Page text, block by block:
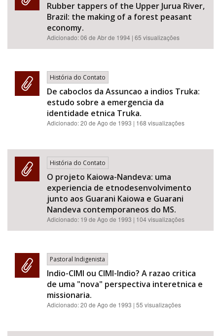
Rubber tappers of the Upper Jurua River,
Brazil: the making of a forest peasant
economy.
Adicionado:06 de Abr de 1994 | 65 visualizações
História do Contato
De caboclos da Assuncao a indios Truka:
estudo sobre a emergencia da
identidade etnica Truka.
Adicionado:20 de Ago de 1993 | 168 visualizações
História do Contato
O projeto Kaiowa-Nandeva: uma
experiencia de etnodesenvolvimento
junto aos Guarani Kaiowa e Guarani
Nandeva contemporaneos do MS.
Adicionado: 19 de Ago de 1993 | 104 visualizações
Pastoral Indigenista
Indio-CIMI ou CIMI-Indio? A razao critica
de uma "nova" perspectiva interetnica e
missionaria.
Adicionado:20 de Ago de 1993 | 55 visualizações